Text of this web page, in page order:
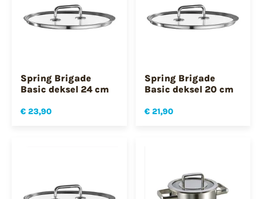
Spring Brigade
Basic deksel 24 cm
€ 23,90
Spring Brigade
Basic deksel 20 cm
€ 21,90